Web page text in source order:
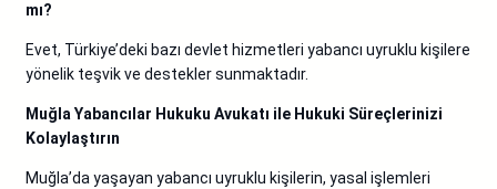
mı?
Evet, Türkiye’deki bazı devlet hizmetleri yabancı uyruklu kişilere
yönelik teşvik ve destekler sunmaktadır.
Muğla Yabancılar Hukuku Avukatı ile Hukuki Süreçlerinizi
Kolaylaştırın
Muğla’da yaşayan yabancı uyruklu kişilerin, yasal işlemleri